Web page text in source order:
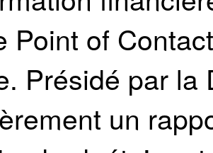
Point of
Présidé par la
un